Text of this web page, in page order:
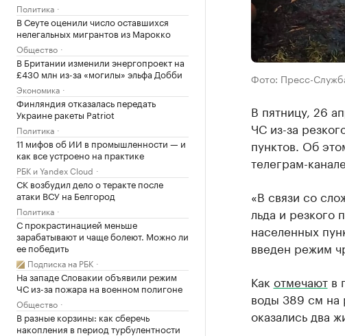
Политика
В Сеуте оценили число оставшихся
нелегальных мигрантов из Марокко
Общество
В Британии изменили энергопроект на
£430 млн из-за «могилы» эльфа Добби
Экономика
Финляндия отказалась передать
Украине ракеты Patriot
Политика
11 мифов об ИИ в промышленности — и
как все устроено на практике
РБК и Yandex Cloud
СК возбудил дело о теракте после
атаки ВСУ на Белгород
Политика
С прокрастинацией меньше
зарабатывают и чаще болеют. Можно ли
ее победить
Подписка на РБК
На западе Словакии объявили режим
ЧС из-за пожара на военном полигоне
Общество
В разные корзины: как сберечь
накопления в период турбулентности
Фото: Пресс-
В пятницу, 26
ЧС из-за
пунктов. Об
телеграм-канале.
«В связи со
льда и резкого
населенных
введен режим
Как отмечаютв
воды 389 см на
оказались два